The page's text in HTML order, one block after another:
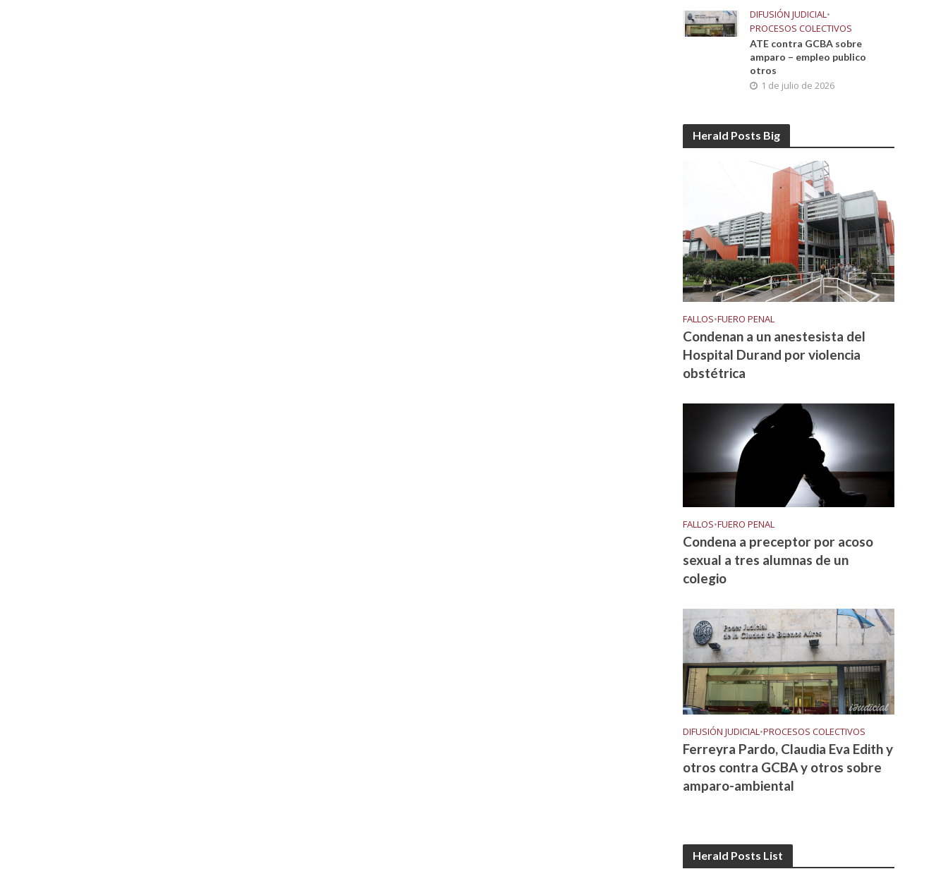
DIFUSIÓN JUDICIAL•
PROCESOS COLECTIVOS
ATE contra GCBA sobre
amparo – empleo publico
otros
1 de julio de 2026
Herald Posts Big
FALLOS•FUERO PENAL
Condenan a un anestesista del
Hospital Durand por violencia
obstétrica
FALLOS•FUERO PENAL
Condena a preceptor por acoso
sexual a tres alumnas de un
colegio
DIFUSIÓN JUDICIAL•PROCESOS COLECTIVOS
Ferreyra Pardo, Claudia Eva Edith y
otros contra GCBA y otros sobre
amparo-ambiental
Herald Posts List